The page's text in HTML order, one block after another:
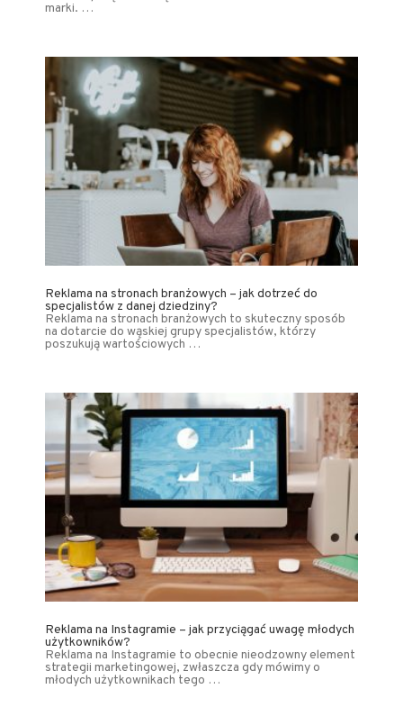
marki. …
Reklama na stronach branżowych – jak dotrzeć do
specjalistów z danej dziedziny?
Reklama na stronach branżowych to skuteczny sposób
na dotarcie do wąskiej grupy specjalistów, którzy
poszukują wartościowych …
Reklama na Instagramie – jak przyciągać uwagę młodych
użytkowników?
Reklama na Instagramie to obecnie nieodzowny element
strategii marketingowej, zwłaszcza gdy mówimy o
młodych użytkownikach tego …